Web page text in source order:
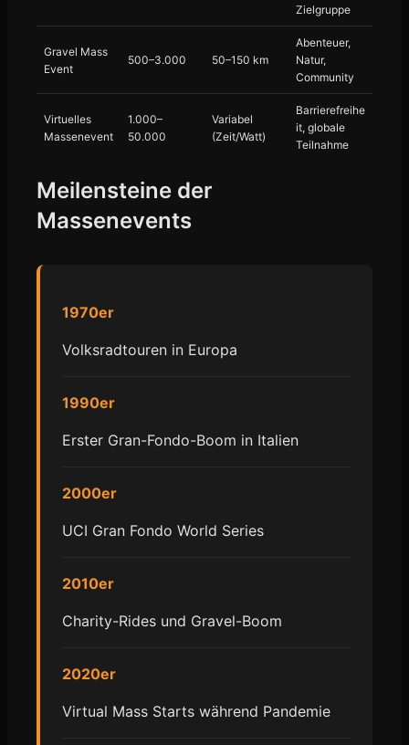
Zielgruppe
Gravel Mass
Event
500–3.000 50–150 km
Abenteuer,
Natur,
Community
Virtuelles
Massenevent
1.000–
50.000
Variabel
(Zeit/Watt)
Barrierefreihe
it, globale
Teilnahme
Meilensteine der
Massenevents
1970er
Volksradtouren in Europa
1990er
Erster Gran-Fondo-Boom in Italien
2000er
UCI Gran Fondo World Series
2010er
Charity-Rides und Gravel-Boom
2020er
Virtual Mass Starts während Pandemie